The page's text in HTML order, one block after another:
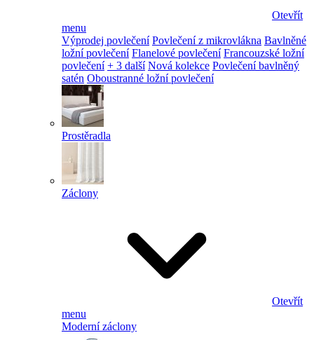
Otevřít
menu
Výprodej povlečení Povlečení z mikrovlákna Bavlněné
ložní povlečení Flanelové povlečení Francouzské ložní
povlečení + 3 další Nová kolekce Povlečení bavlněný
satén Oboustranné ložní povlečení
Prostěradla
Záclony
Otevřít
menu
Moderní záclony